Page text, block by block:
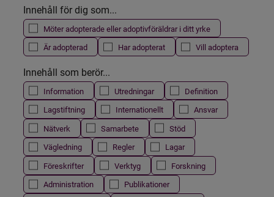
Innehåll för dig som...
Möter adopterade eller adoptivföräldrar i ditt yrke
Är adopterad
Har adopterat Vill adoptera
Innehåll som berör...
Information Utredningar
Definition
Lagstiftning
Internationellt
Ansvar
Nätverk
Samarbete
Stöd
Vägledning
Regler
Lagar
Föreskrifter
Verktyg
Forskning
Administration
Publikationer